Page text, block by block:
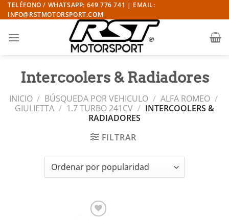
Saltar
al
TELÉFONO / WHATSAPP: 649 776 741 | EMAIL:
INFO@RSTMOTORSPORT.COM
Intercoolers & Radiadores
INICIO / BÚSQUEDA POR VEHICULO / ALFA ROMEO /
GIULIETTA / 1.7 TURBO 241CV / INTERCOOLERS &
RADIADORES
FILTRAR